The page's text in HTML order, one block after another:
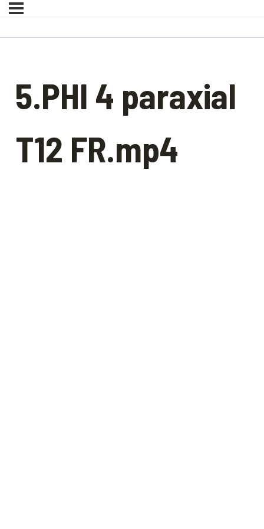
5.PHI 4 paraxial
T12 FR.mp4